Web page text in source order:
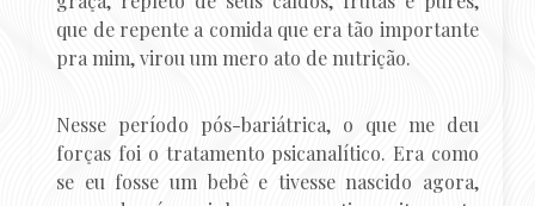
que de repente a comida que era tão importante
pra mim, virou um mero ato de nutrição.
Nesse período pós-bariátrica, o que me deu
forças foi o tratamento psicanalítico. Era como
se eu fosse um bebê e tivesse nascido agora,